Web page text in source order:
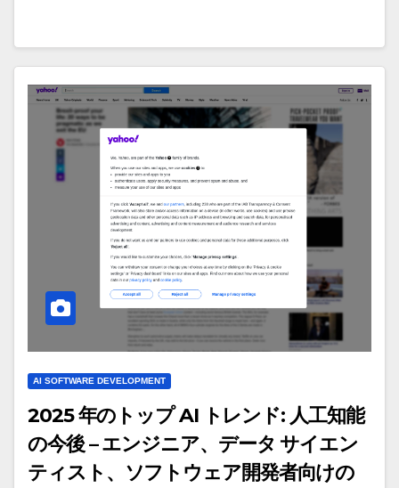
AI SOFTWARE DEVELOPMENT
2025 年のトップ AI トレンド: 人工知能
の今後 – エンジニア、データ サイエン
ティスト、ソフトウェア開発者向けの